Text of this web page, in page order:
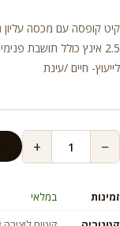
2.5 אינץ כולל תושבת
לייעוץ- חיים /עינת
−
+
זמינות
במלאי